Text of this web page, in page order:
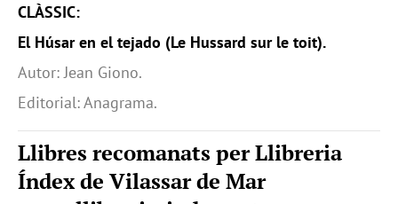
CLÀSSIC:
El Húsar en el tejado (Le Hussard sur le toit).
Autor: Jean Giono.
Editorial: Anagrama.
Llibres recomanats per Llibreria
Índex de Vilassar de Mar